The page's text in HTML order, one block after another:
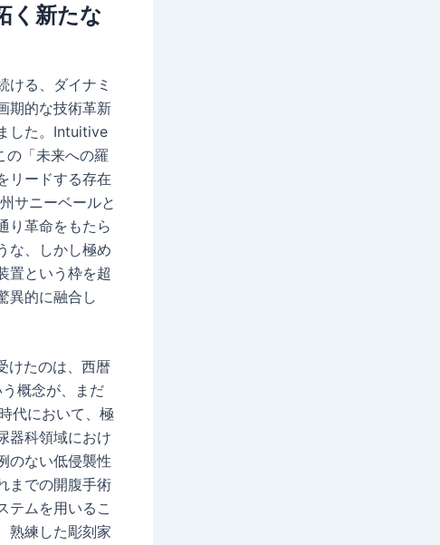
く新たな
ける、ダイナミ
期的な技術革新
した。Intuitive
の「未来への羅
リードする存在
サニーベールと
り革命をもたら
な、しかし極め
置という枠を超
異的に融合し
けたのは、西暦
概念が、まだ
代において、極
器科領域におけ
のない低侵襲性
までの開腹手術
テムを用いるこ
熟練した彫刻家